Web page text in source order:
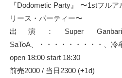
『Dodometic Party』 〜1stフルア
リース・パーティー〜
出演：Super
SaToA、・・・・・・・・・、冷
open 18:00 start 18:30
前売2000 / 当日2300 (+1d)